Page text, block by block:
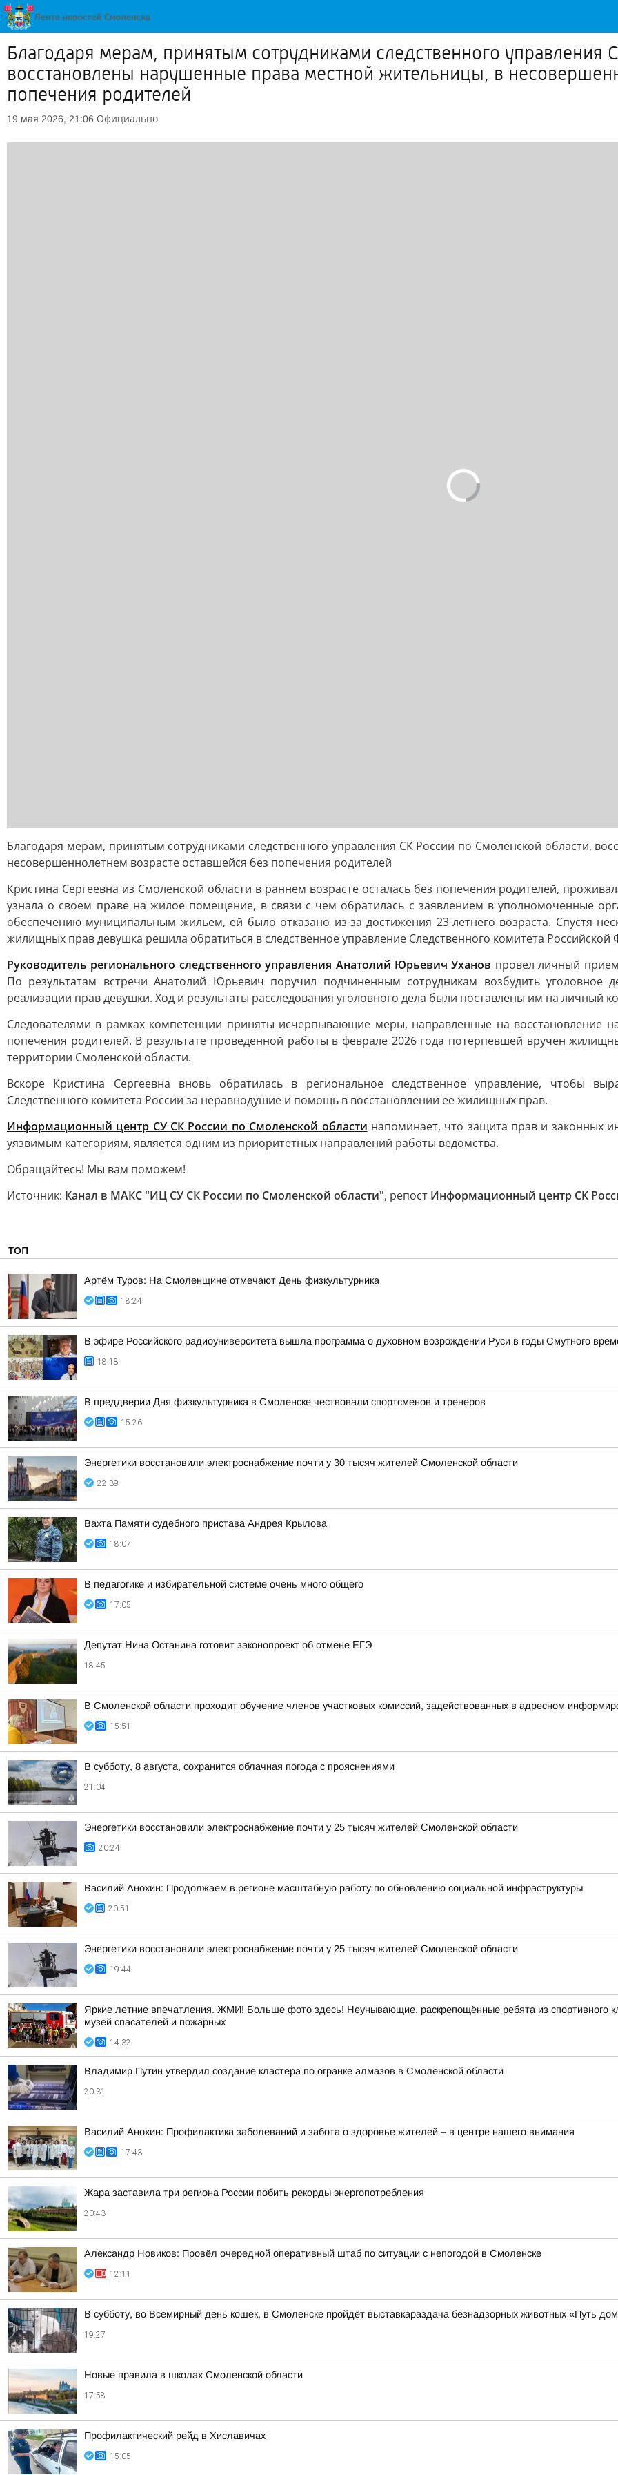
Благодаря мерам, принятым сотрудниками следственного управления
восстановлены нарушенные права местной жительницы, в
попечения родителей
19 мая 2026, 21:06 Официально
Благодаря мерам, принятым сотрудниками следственного управления СК России по Смоленской области,
несовершеннолетнем возрасте оставшейся без попечения родителей
Кристина Сергеевна из Смоленской области в раннем возрасте осталась без попечения родителей,
узнала о своем праве на жилое помещение, в связи с чем обратилась с заявлением в уполномоченные
обеспечению муниципальным жильем, ей было отказано из-за достижения 23-летнего возраста. Спустя
жилищных прав девушка решила обратиться в следственное управление Следственного комитета
Руководитель регионального следственного управления Анатолий Юрьевич Уханов провел личный
По результатам встречи Анатолий Юрьевич поручил подчиненным сотрудникам возбудить
реализации прав девушки. Ход и результаты расследования уголовного дела были поставлены им на личный
Следователями в рамках компетенции приняты исчерпывающие меры, направленные на восстановление
попечения родителей. В результате проведенной работы в феврале 2026 года потерпевшей вручен
территории Смоленской области.
Вскоре Кристина Сергеевна вновь обратилась в региональное следственное управление, чтобы
Следственного комитета России за неравнодушие и помощь в восстановлении ее жилищных прав.
Информационный центр СУ СК России по Смоленской области напоминает, что защита прав и законных
уязвимым категориям, является одним из приоритетных направлений работы ведомства.
Обращайтесь! Мы вам поможем!
Источник: Канал в МАКС "ИЦ СУ СК России по Смоленской области", репост Информационный центр СК
ТОП
Артём Туров: На Смоленщине отмечают День физкультурника
18:24
В эфире Российского радиоуниверситета вышла программа о духовном возрождении Руси в годы Смутного
18:18
В преддверии Дня физкультурника в Смоленске чествовали спортсменов и тренеров
15:26
Энергетики восстановили электроснабжение почти у 30 тысяч жителей Смоленской области
22:39
Вахта Памяти судебного пристава Андрея Крылова
18:07
В педагогике и избирательной системе очень много общего
17:05
Депутат Нина Останина готовит законопроект об отмене ЕГЭ
18:45
В Смоленской области проходит обучение членов участковых комиссий, задействованных в адресном
15:51
В субботу, 8 августа, сохранится облачная погода с прояснениями
21:04
Энергетики восстановили электроснабжение почти у 25 тысяч жителей Смоленской области
20:24
Василий Анохин: Продолжаем в регионе масштабную работу по обновлению социальной инфраструктуры
20:51
Энергетики восстановили электроснабжение почти у 25 тысяч жителей Смоленской области
19:44
Яркие летние впечатления. ЖМИ! Больше фото здесь! Неунывающие, раскрепощённые ребята из спортивного
музей спасателей и пожарных
14:32
Владимир Путин утвердил создание кластера по огранке алмазов в Смоленской области
20:31
Василий Анохин: Профилактика заболеваний и забота о здоровье жителей – в центре нашего внимания
17:43
Жара заставила три региона России побить рекорды энергопотребления
20:43
Александр Новиков: Провёл очередной оперативный штаб по ситуации с непогодой в Смоленске
12:11
В субботу, во Всемирный день кошек, в Смоленске пройдёт выставкараздача безнадзорных животных «Путь
19:27
Новые правила в школах Смоленской области
17:58
Профилактический рейд в Хиславичах
15:05